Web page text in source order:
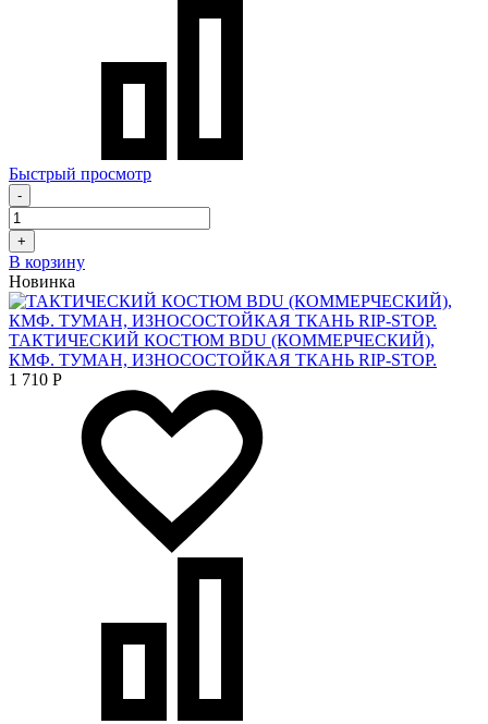
Быстрый просмотр
-
+
В корзину
Новинка
ТАКТИЧЕСКИЙ КОСТЮМ BDU (КОММЕРЧЕСКИЙ),
КМФ. ТУМАН, ИЗНОСОСТОЙКАЯ ТКАНЬ RIP-STOP.
1 710 Р